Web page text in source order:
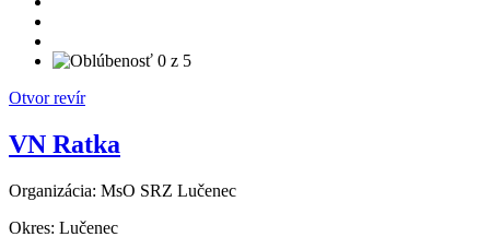
Otvor revír
VN Ratka
Organizácia: MsO SRZ Lučenec
Okres: Lučenec